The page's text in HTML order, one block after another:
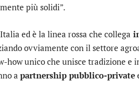
più solidi”.
ed è la linea rossa che collega
ovviamente con il settore
how unico che unisce tradizione e
a partnership pubblico-private